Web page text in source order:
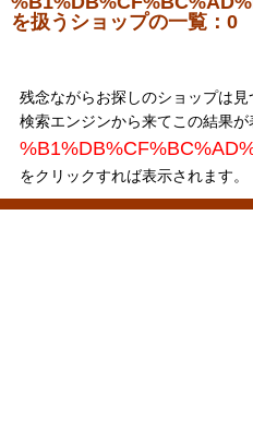
を扱うショップの一覧：0
残念ながらお探しのショップは見
検索エンジンから来てこの結果
をクリックすれば表示されます。